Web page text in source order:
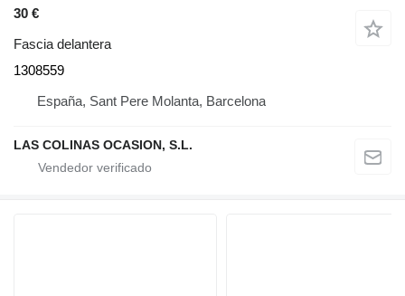
30 €
Fascia delantera
1308559
España, Sant Pere Molanta, Barcelona
LAS COLINAS OCASION, S.L.